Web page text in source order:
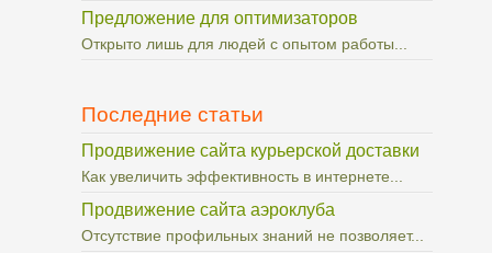
Предложение для оптимизаторов
Открыто лишь для людей с опытом работы...
Последние статьи
Продвижение сайта курьерской доставки
Как увеличить эффективность в интернете...
Продвижение сайта аэроклуба
Отсутствие профильных знаний не позволяет...